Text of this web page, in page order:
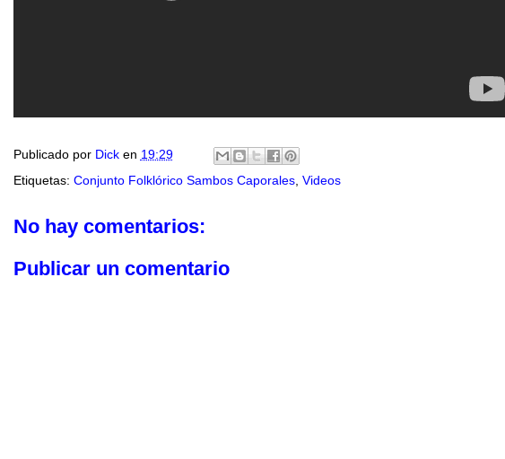
Publicado por Dick en 19:29
Etiquetas: Conjunto Folklórico Sambos Caporales, Videos
No hay comentarios:
Publicar un comentario